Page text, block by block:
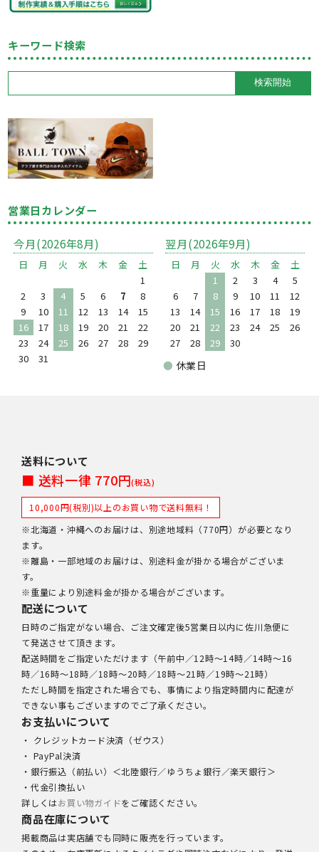
キーワード検索
営業日カレンダー
今月(2026年8月)
日 月 火 水 木 金
土
1
2
3 4 5 6 7
8
9
10 11 12 13 14
15
16
17 18 19 20 21
22
23
24 25 26 27 28
29
30
31
翌月(2026年9月)
日 月 火 水 木 金
土
1
2 3 4
5
6
7 8 9 10 11
12
13
14 15 16 17 18
19
20
21 22 23 24 25
26
27
28 29 30
● 休業日
送料について
■ 送料一律 770円(税込)
10,000円(税別)以上のお買い物で送料無料！
※北海道・沖縄へのお届けは、別途地域料（770円）が必要となり
ます。
※離島・一部地域のお届けは、別途料金が掛かる場合がございま
す。
※重量により別途料金が掛かる場合がございます。
配送について
日時のご指定がない場合、ご注文確定後5営業日以内に佐川急便に
て発送させて頂きます。
配送時間をご指定いただけます（午前中／12時～14時／14時～16
時／16時～18時／18時～20時／18時～21時／19時～21時）
ただし時間を指定された場合でも、事情により指定時間内に配達が
できない事もございますのでご了承ください。
お支払いについて
・ クレジットカード決済（ゼウス）
・ PayPal決済
・銀行振込（前払い）＜北陸銀行／ゆうちょ銀行／楽天銀行＞
・代金引換払い
詳しくはお買い物ガイドをご確認ください。
商品在庫について
掲載商品は実店舗でも同時に販売を行っています。